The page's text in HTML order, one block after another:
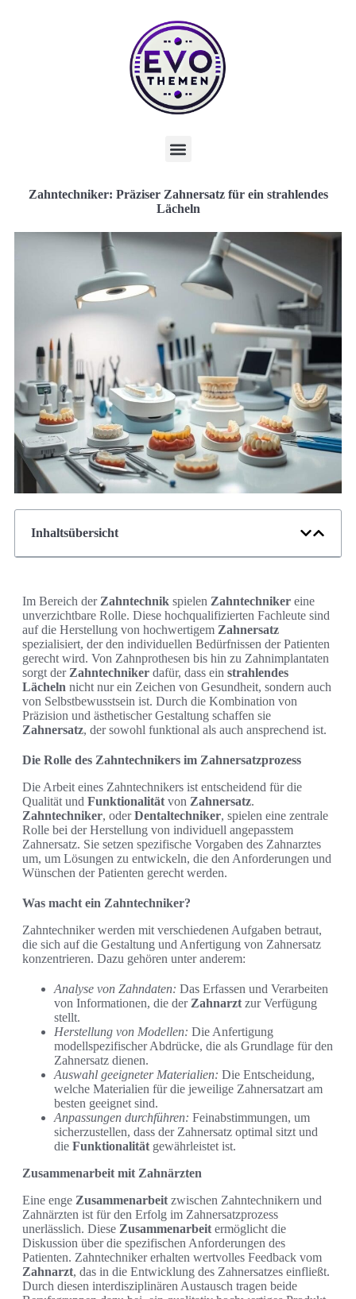
Zahntechniker: Präziser Zahnersatz für ein strahlendes
Lächeln
Inhaltsübersicht
Im Bereich der Zahntechnik spielen Zahntechniker eine
unverzichtbare Rolle. Diese hochqualifizierten Fachleute sind
auf die Herstellung von hochwertigem Zahnersatz
spezialisiert, der den individuellen Bedürfnissen der Patienten
gerecht wird. Von Zahnprothesen bis hin zu Zahnimplantaten
sorgt der Zahntechniker dafür, dass ein strahlendes
Lächeln nicht nur ein Zeichen von Gesundheit, sondern auch
von Selbstbewusstsein ist. Durch die Kombination von
Präzision und ästhetischer Gestaltung schaffen sie
Zahnersatz, der sowohl funktional als auch ansprechend ist.
Die Rolle des Zahntechnikers im Zahnersatzprozess
Die Arbeit eines Zahntechnikers ist entscheidend für die
Qualität und Funktionalität von Zahnersatz.
Zahntechniker, oderDentaltechniker, spielen eine zentrale
Rolle bei der Herstellung von individuell angepasstem
Zahnersatz. Sie setzen spezifische Vorgaben des Zahnarztes
um, um Lösungen zu entwickeln, die den Anforderungen und
Wünschen der Patienten gerecht werden.
Was macht ein Zahntechniker?
Zahntechniker werden mit verschiedenen Aufgaben betraut,
die sich auf die Gestaltung und Anfertigung von Zahnersatz
konzentrieren. Dazu gehören unter anderem:
Analyse von Zahndaten: Das Erfassen und Verarbeiten
von Informationen, die der Zahnarzt zur Verfügung
stellt.
Herstellung von Modellen: Die Anfertigung
modellspezifischer Abdrücke, die als Grundlage für den
Zahnersatz dienen.
Auswahl geeigneter Materialien: Die Entscheidung,
welche Materialien für die jeweilige Zahnersatzart am
besten geeignet sind.
Anpassungen durchführen: Feinabstimmungen, um
sicherzustellen, dass der Zahnersatz optimal sitzt und
die Funktionalität gewährleistet ist.
Zusammenarbeit mit Zahnärzten
Eine enge Zusammenarbeit zwischen Zahntechnikern und
Zahnärzten ist für den Erfolg im Zahnersatzprozess
unerlässlich. Diese Zusammenarbeit ermöglicht die
Diskussion über die spezifischen Anforderungen des
Patienten. Zahntechniker erhalten wertvolles Feedback vom
Zahnarzt, das in die Entwicklung des Zahnersatzes einfließt.
Durch diesen interdisziplinären Austausch tragen beide